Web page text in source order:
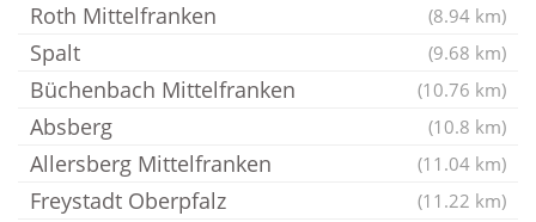
Roth Mittelfranken (8.94 km)
Spalt (9.68 km)
Büchenbach Mittelfranken (10.76 km)
Absberg (10.8 km)
Allersberg Mittelfranken (11.04 km)
Freystadt Oberpfalz (11.22 km)